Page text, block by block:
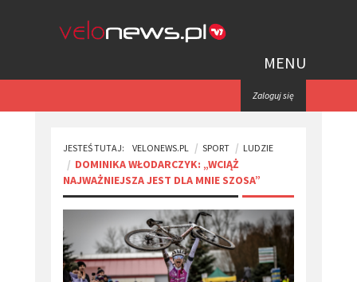
MENU
Zaloguj się
JESTEŚ TUTAJ: VELONEWS.PL SPORT LUDZIE
​DOMINIKA WŁODARCZYK: „WCIĄŻ
NAJWAŻNIEJSZA JEST DLA MNIE SZOSA”